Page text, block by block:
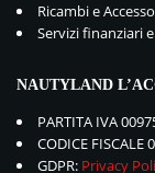
Ricambi e
Servizi finanziari
NAUTYLAND
PARTITA IVA
CODICE FISCALE
GDPR: Privacy